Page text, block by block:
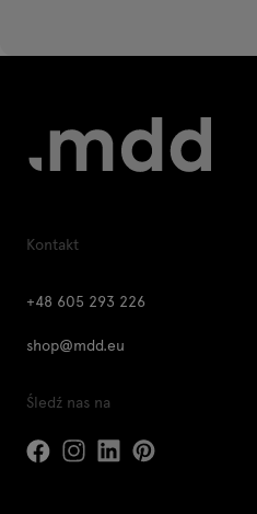
Kontakt
+48 605 293 226
shop@mdd.eu
Śledź nas na